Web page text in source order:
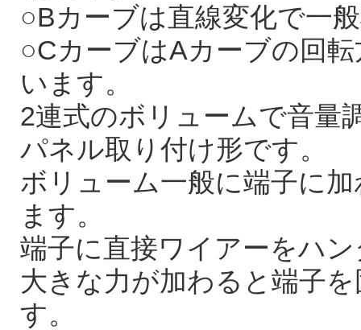
○Bカーブは直線変化で一
○CカーブはAカーブの回
います。
2連式のボリュームで音量
パネル取り付け形です。
ボリューム一般に端子に
ます。
端子に直接ワイアーをハ
大きな力が加わると端子
す。